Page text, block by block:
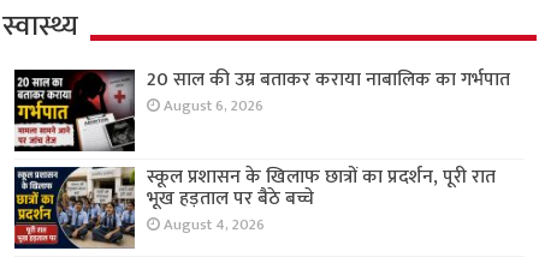
स्वास्थ्य
20 साल की उम्र बताकर कराया नाबालिक का गर्भपात
August 6, 2026
स्कूल प्रशासन के खिलाफ छात्रों का प्रदर्शन, पूरी रात
भूख हड़ताल पर बैठे बच्चे
August 4, 2026